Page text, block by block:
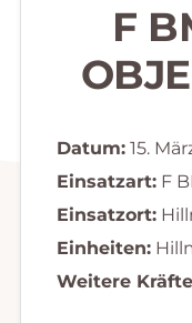
F
Datum:15.
Einsatzart:F
Einsatzort:
Einheiten:
Weitere